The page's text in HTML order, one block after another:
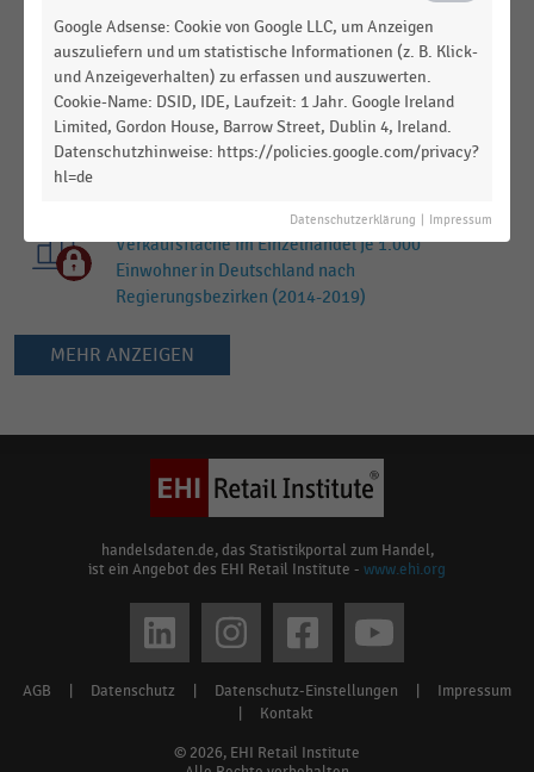
DEUTSCHSPRACHIGER EINZELHANDEL |STATISTIK
Verkaufsfläche im Einzelhandel in Deutschland
nach Regierungsbezirken (2014-2019)
DEUTSCHSPRACHIGER EINZELHANDEL | STATISTIK
Umsatz je Einwohner im Einzelhandel in
DEUTSCHSPRACHIGER EINZELHANDEL|STATISTIK
Verkaufsfläche im Einzelhandel je 1.000
Einwohner in Deutschland nach
Regierungsbezirken (2014-2019)
MEHR ANZEIGEN
Ergebnisse
überprüfen
Rechtschreibung
oder
handelsdaten.de, das Statistikportal zum Handel,
ist ein Angebot des EHI Retail Institute - www.ehi.org
© 2026, EHI Retail Institute
Footer
AGB Datenschutz Datenschutz-Einstellungen
Impressum
Kontakt
Google Adsense: Cookie von Google LLC, um Anzeigen
auszuliefern und um statistische Informationen (z. B. Klick-
und Anzeigeverhalten) zu erfassen und auszuwerten.
Cookie-Name: DSID, IDE, Laufzeit: 1 Jahr. Google Ireland
Limited, Gordon House, Barrow Street, Dublin 4, Ireland.
Datenschutzhinweise: https://policies.google.com/privacy?
hl=de
Datenschutzerklärung Impressum